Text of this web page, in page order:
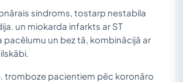
sindroms, tostarp nestabila
un miokarda infarkts ar ST
pacēlumu un bez tā, kombinācijā ar
tromboze pacientiem pēc koronāro